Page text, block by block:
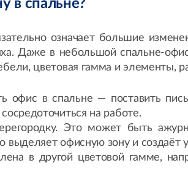
в спальне?
означает большие
Даже в небольшой спальне-
цветовая гамма и элементы,
офис в спальне — поставить
на работе.
Это может быть
выделяет офисную зону и создаёт
в другой цветовой гамме,